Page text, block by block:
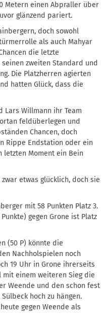
Metern einen Abpraller über
glänzend pariert.
doch sowohl
als auch Mahyar
die letzte
zweiten Standard und
Die Platzherren agierten
hatten Glück, dass die
Lars Willmann ihr Team
feldüberlegen und
Chancen, doch
Rippe Endstation oder ein
Moment ein Bein
etwas glücklich, doch sie
mit 58 Punkten Platz 3.
gegen Grone ist Platz
(50 P) könnte die
Nachholspielen noch
19 Uhr in Grone ihrerseits
mit einem weiteren Sieg die
Weende und den schon fest
hoch zu hängen.
gegen Weende als